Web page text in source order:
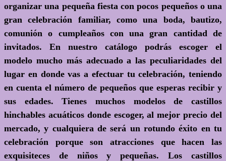
organizar una pequeña fiesta con pocos pequeños o una
gran celebración familiar, como una boda, bautizo,
comunión o cumpleaños con una gran cantidad de
invitados. En nuestro catálogo podrás escoger el
modelo mucho más adecuado a las peculiaridades del
lugar en donde vas a efectuar tu celebración, teniendo
en cuenta el número de pequeños que esperas recibir y
sus edades. Tienes muchos modelos de castillos
hinchables acuáticos donde escoger, al mejor precio del
mercado, y cualquiera de será un rotundo éxito en tu
celebración porque son atracciones que hacen las
exquisiteces de niños y pequeñas. Los castillos